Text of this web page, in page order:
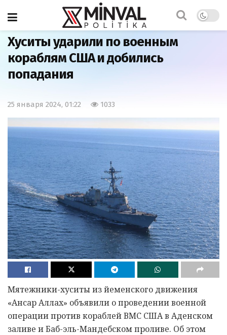
Главная
Хуситы ударили по военным
кораблям США и добились
попадания
25 января 2024, 01:22 1033
Мятежники-хуситы из йеменского движения
«Ансар Аллах» объявили о проведении военной
операции против кораблей ВМС США в Аденском
заливе и Баб-эль-Мандебском проливе. Об этом